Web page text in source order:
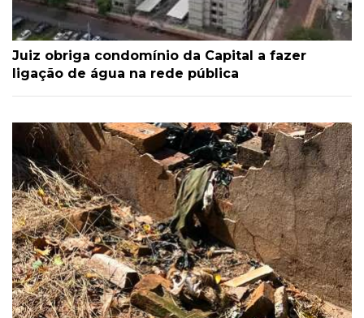
Juiz obriga condomínio da Capital a fazer
ligação de água na rede pública